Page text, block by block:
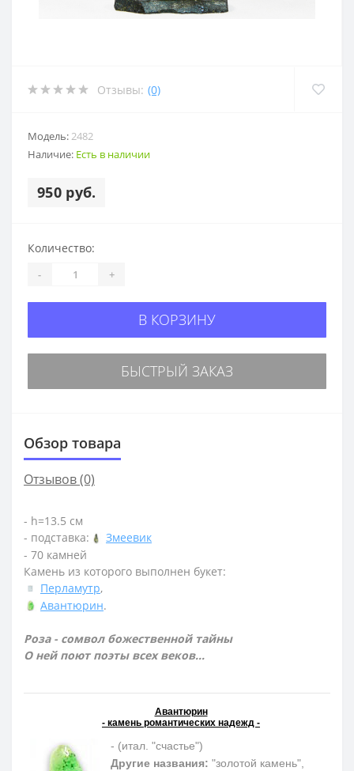
Отзывы: (0)
Модель:2482
Наличие: Есть в наличии
950 руб.
Количество:
- +
В КОРЗИНУ
БЫСТРЫЙ ЗАКАЗ
Обзор товара
Отзывов (0)
- h=13.5 см
- подставка:
Змеевик
- 70 камней
Камень из которого выполнен букет:
Перламутр,
Авантюрин.
Роза - сомвол божественной тайны
О ней поют поэты всех веков...
Авантюрин
- камень романтических надежд -
- (итал. "счастье")
Другие названия: "золотой камень",